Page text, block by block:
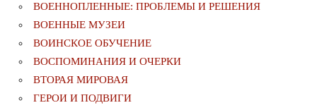
ВОЕННОПЛЕННЫЕ: ПРОБЛЕМЫ И РЕШЕНИЯ
ВОЕННЫЕ МУЗЕИ
ВОИНСКОЕ ОБУЧЕНИЕ
ВОСПОМИНАНИЯ И ОЧЕРКИ
ВТОРАЯ МИРОВАЯ
ГЕРОИ И ПОДВИГИ